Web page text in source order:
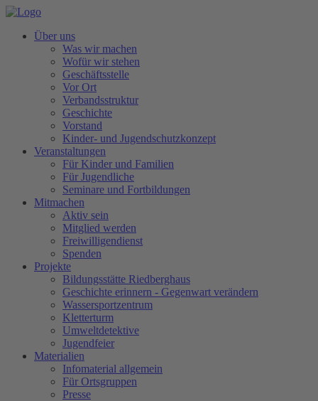
Über uns
Was wir machen
Wofür wir stehen
Geschäftsstelle
Vor Ort
Verbandsstruktur
Geschichte
Vorstand
Kinder- und Jugendschutzkonzept
Veranstaltungen
Für Kinder und Familien
Für Jugendliche
Seminare und Fortbildungen
Mitmachen
Aktiv sein
Mitglied werden
Freiwilligendienst
Spenden
Projekte
Bildungsstätte Riedberghaus
Geschichte erinnern - Gegenwart verändern
Wassersportzentrum
Kletterturm
Umweltdetektive
Jugendfeier
Materialien
Infomaterial allgemein
Für Ortsgruppen
Presse